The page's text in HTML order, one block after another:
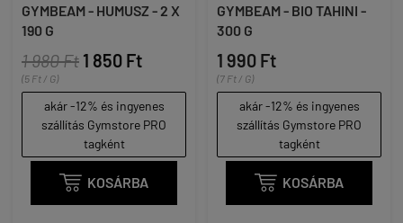
GYMBEAM - HUMUSZ - 2 X
190 G
1 980 Ft 1 850 Ft
(5 Ft / G)
akár -12% és ingyenes
szállítás Gymstore PRO
tagként
 KOSÁRBA
GYMBEAM - BIO TAHINI -
300 G
1 990 Ft
(7 Ft / G)
akár -12% és ingyenes
szállítás Gymstore PRO
tagként
 KOSÁRBA